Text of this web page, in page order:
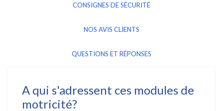
CONSIGNES DE SÉCURITÉ
NOS AVIS CLIENTS
QUESTIONS ET RÉPONSES
A qui s'adressent ces modules de
motricité?